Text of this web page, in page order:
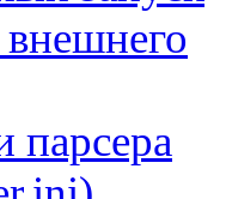
внешнего
парсера